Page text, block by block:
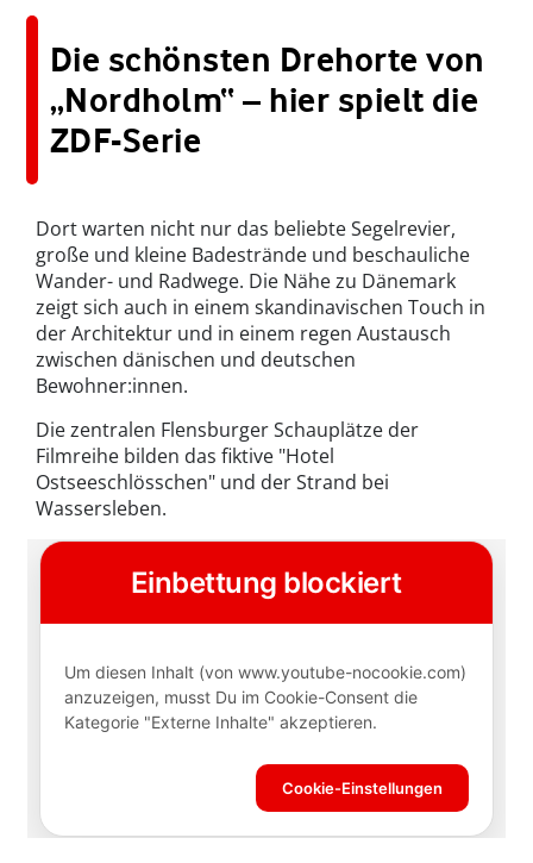
Die schönsten Drehorte von
„Nordholm“ – hier spielt die
ZDF-Serie
Dort warten nicht nur das beliebte Segelrevier,
große und kleine Badestrände und beschauliche
Wander- und Radwege. Die Nähe zu Dänemark
zeigt sich auch in einem skandinavischen Touch in
der Architektur und in einem regen Austausch
zwischen dänischen und deutschen
Bewohner:innen.
Die zentralen Flensburger Schauplätze der
Filmreihe bilden das fiktive "Hotel
Ostseeschlösschen" und der Strand bei
Wassersleben.